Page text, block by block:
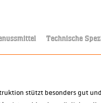
Technische
stützt besonders gut